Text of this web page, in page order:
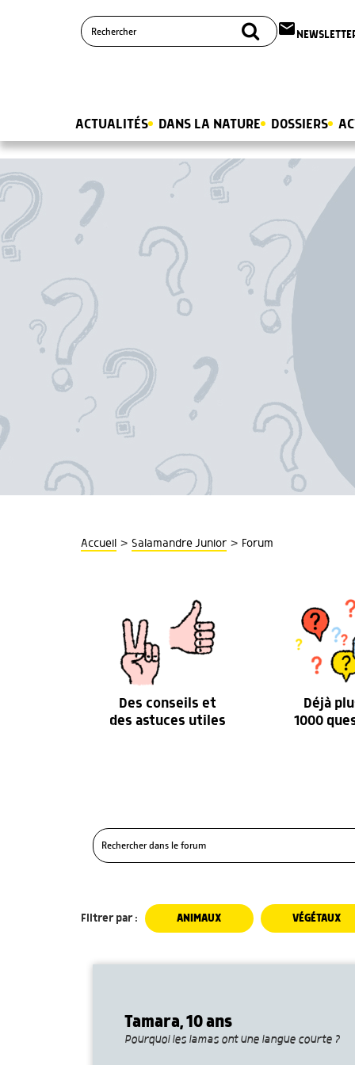
email
ACTUALITÉS DANS LA NATURE DOSSIERS
Accueil > Salamandre Junior > Forum
Des conseils et
des astuces utiles
Déjà
1000
Filtrer par : ANIMAUX VÉGÉTAUX
Tamara, 10 ans
Pourquoi les lamas ont une langue courte ?